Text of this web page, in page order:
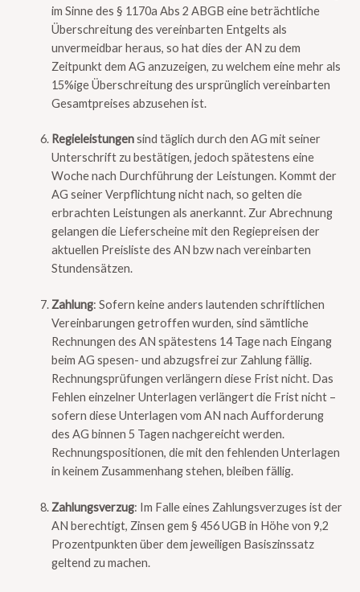
im Sinne des § 1170a Abs 2 ABGB eine beträchtliche
Überschreitung des vereinbarten Entgelts als
unvermeidbar heraus, so hat dies der AN zu dem
Zeitpunkt dem AG anzuzeigen, zu welchem eine mehr als
15%ige Überschreitung des ursprünglich vereinbarten
Gesamtpreises abzusehen ist.
Regieleistungensind täglich durch den AG mit seiner
Unterschrift zu bestätigen, jedoch spätestens eine
Woche nach Durchführung der Leistungen. Kommt der
AG seiner Verpflichtung nicht nach, so gelten die
erbrachten Leistungen als anerkannt. Zur Abrechnung
gelangen die Lieferscheine mit den Regiepreisen der
aktuellen Preisliste des AN bzw nach vereinbarten
Stundensätzen.
Zahlung: Sofern keine anders lautenden schriftlichen
Vereinbarungen getroffen wurden, sind sämtliche
Rechnungen des AN spätestens 14 Tage nach Eingang
beim AG spesen- und abzugsfrei zur Zahlung fällig.
Rechnungsprüfungen verlängern diese Frist nicht. Das
Fehlen einzelner Unterlagen verlängert die Frist nicht –
sofern diese Unterlagen vom AN nach Aufforderung
des AG binnen 5 Tagen nachgereicht werden.
Rechnungspositionen, die mit den fehlenden Unterlagen
in keinem Zusammenhang stehen, bleiben fällig.
Zahlungsverzug: Im Falle eines Zahlungsverzuges ist der
AN berechtigt, Zinsen gem § 456 UGB in Höhe von 9,2
Prozentpunkten über dem jeweiligen Basiszinssatz
geltend zu machen.